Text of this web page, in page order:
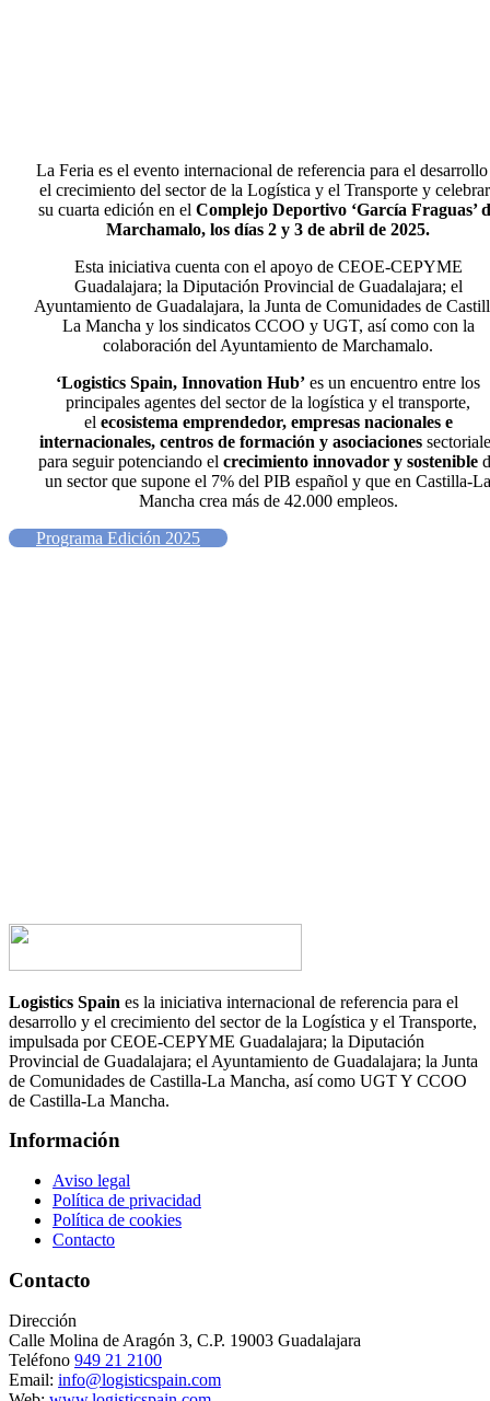
La Feria es el evento internacional de referencia para el
el crecimiento del sector de la Logística y el Transporte y
su cuarta edición en el Complejo Deportivo ‘García Fraguas’
Marchamalo, los días 2 y 3 de abril de 2025.
Esta iniciativa cuenta con el apoyo de CEOE-CEPYME
Guadalajara; la Diputación Provincial de Guadalajara; el
Ayuntamiento de Guadalajara, la Junta de Comunidades de
La Mancha y los sindicatos CCOO y UGT, así como con la
colaboración del Ayuntamiento de Marchamalo.
‘Logistics Spain, Innovation Hub’ es un encuentro entre los
principales agentes del sector de la logística y el transporte,
el ecosistema emprendedor, empresas nacionales e
internacionales, centros de formación y asociaciones
para seguir potenciando el crecimiento innovador y sostenible
un sector que supone el 7% del PIB español y que en Castilla-La
Mancha crea más de 42.000 empleos.
Programa Edición 2025
Logistics Spain es la iniciativa internacional de referencia para el
desarrollo y el crecimiento del sector de la Logística y el Transporte,
impulsada por CEOE-CEPYME Guadalajara; la Diputación
Provincial de Guadalajara; el Ayuntamiento de Guadalajara; la Junta
de Comunidades de Castilla-La Mancha, así como UGT Y CCOO
de Castilla-La Mancha.
Información
Aviso legal
Política de privacidad
Política de cookies
Contacto
Contacto
Dirección
Calle Molina de Aragón 3, C.P. 19003 Guadalajara
Teléfono 949 21 2100
Email: info@logisticspain.com